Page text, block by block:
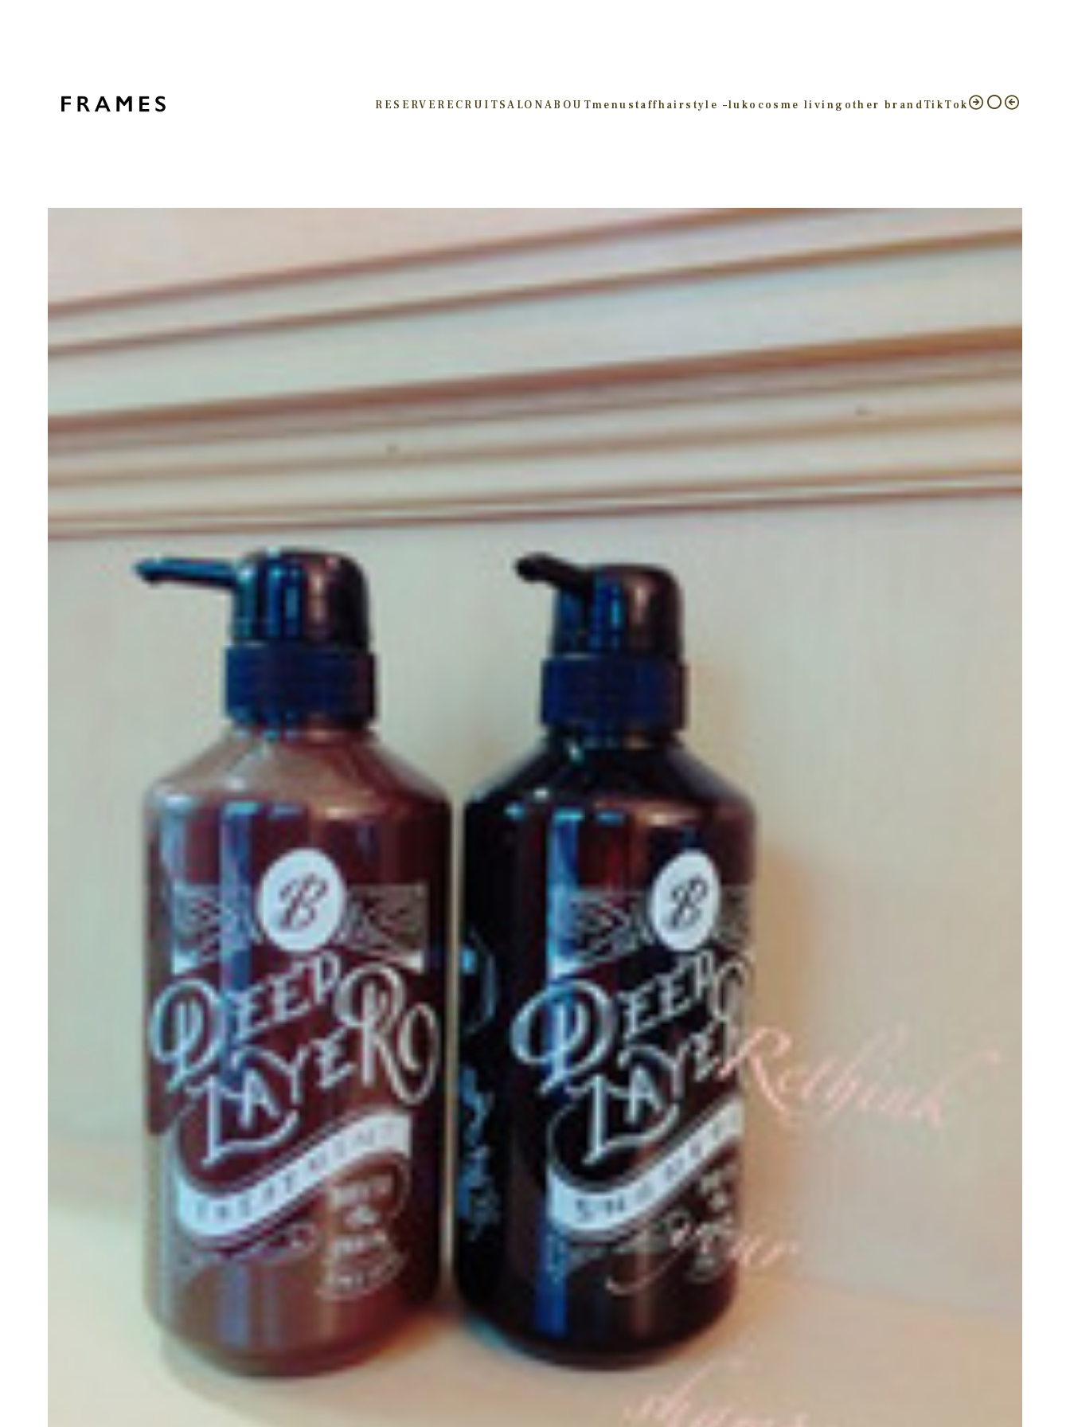
RESERVE RECRUITSALONABOUTmenu staffhairstyle –luko cosme living other brandTikTok